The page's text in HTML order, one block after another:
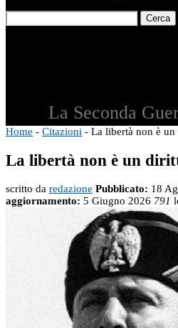
Cerca
La Seconda
Home - Citazioni - La libertà non è
La libertà non è un
scritto da redazione Pubblicato: 18
aggiornamento: 5 Giugno 2026 791